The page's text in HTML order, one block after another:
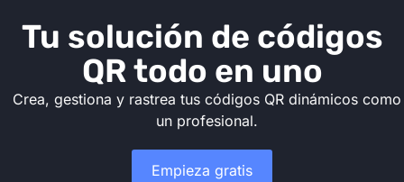
Tu solución de códigos
QR todo en uno
Crea, gestiona y rastrea tus códigos QR dinámicos como
un profesional.
Empieza gratis